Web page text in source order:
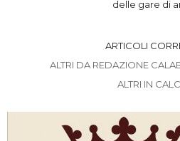
delle gare di
ARTICOLI
ALTRI DA REDAZIONE
ALTRI IN